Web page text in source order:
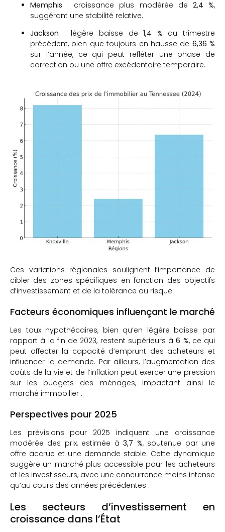
Memphis : croissance plus modérée de 2,4 %,
suggérant une stabilité relative.
Jackson : légère baisse de1,4 % au trimestre
précédent, bien que toujours en hausse de 6,36 %
sur l’année, ce qui peut refléter une phase de
correction ou une offre excédentaire temporaire.
Ces variations régionales soulignent l’importance de
cibler des zones spécifiques en fonction des objectifs
d’investissement et de la tolérance au risque.
Facteurs économiques influençant le marché
Les taux hypothécaires, bien qu’en légère baisse par
rapport à la fin de 2023, restent supérieurs à6 %, ce qui
peut affecter la capacité d’emprunt des acheteurs et
influencer la demande. Par ailleurs, l’augmentation des
coûts de la vie et de l’inflation peut exercer une pression
sur les budgets des ménages, impactant ainsi le
marché immobilier .​
Perspectives pour 2025
Les prévisions pour 2025 indiquent une croissance
modérée des prix, estimée à3,7 %, soutenue par une
offre accrue et une demande stable. Cette dynamique
suggère un marché plus accessible pour les acheteurs
et les investisseurs, avec une concurrence moins intense
qu’au cours des années précédentes .​
Les secteurs d’investissement en
croissance dans l’État